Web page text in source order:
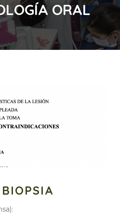
ORAL